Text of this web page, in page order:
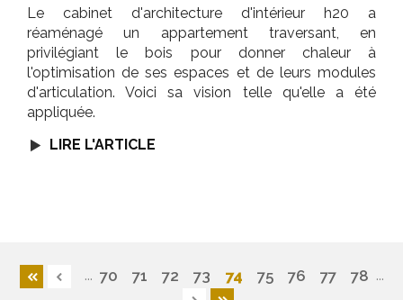
Le cabinet d'architecture d'intérieur h20 a
réaménagé un appartement traversant, en
privilégiant le bois pour donner chaleur à
l'optimisation de ses espaces et de leurs modules
d'articulation. Voici sa vision telle qu'elle a été
appliquée.
LIRE L'ARTICLE
... 70 71 72 73 74 75 76 77 78 ...